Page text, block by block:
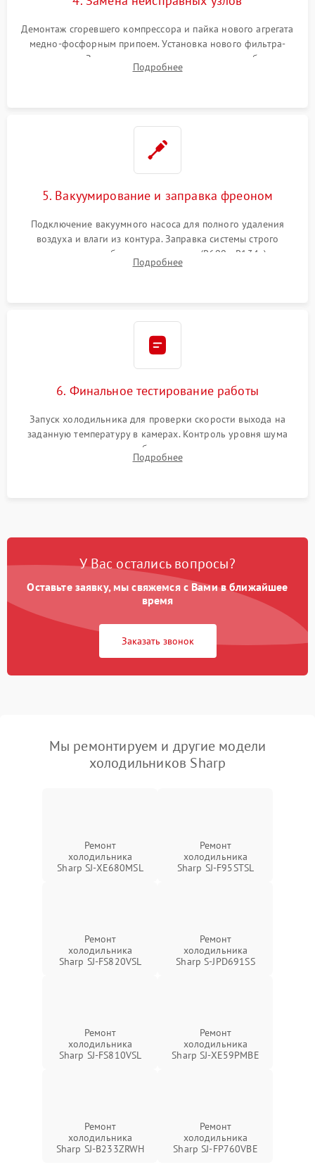
Демонтаж сгоревшего компрессора и пайка нового агрегата
медно-фосфорным припоем. Установка нового фильтра-
осушителя. Замена изношенных вентиляторов обдува,
сломанных заслонок или поврежденных дверных петель.
Подробнее
5. Вакуумирование и заправка фреоном
Подключение вакуумного насоса для полного удаления
воздуха и влаги из контура. Заправка системы строго
дозированным объемом хладагента (R600a, R134a) по
электронным весам. Контроль рабочего давления в системе.
Подробнее
6. Финальное тестирование работы
Запуск холодильника для проверки скорости выхода на
заданную температуру в камерах. Контроль уровня шума
компрессора, отсутствия обмерзания стенок и корректного
срабатывания системы автоматической оттайки.
Подробнее
У Вас остались вопросы?
Оставьте заявку, мы свяжемся с Вами в ближайшее
время
Заказать звонок
Мы ремонтируем и другие модели
холодильников Sharp
Ремонт
холодильника
Sharp SJ-XE680MSL
Ремонт
холодильника
Sharp SJ-F95STSL
Ремонт
холодильника
Sharp SJ-FS820VSL
Ремонт
холодильника
Sharp S-JPD691SS
Ремонт
холодильника
Sharp SJ-FS810VSL
Ремонт
холодильника
Sharp SJ-XE59PMBE
Ремонт
холодильника
Sharp SJ-B233ZRWH
Ремонт
холодильника
Sharp SJ-FP760VBE